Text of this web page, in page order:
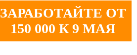
ЗАРАБОТАЙТЕ ОТ
150 000 К 9 МАЯ